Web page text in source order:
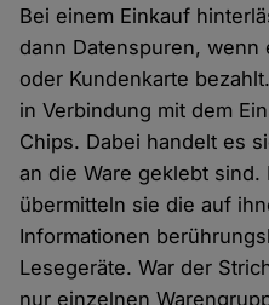
Bei einem Einkauf
dann Datenspuren,
oder Kundenkarte
in Verbindung mit dem
Chips. Dabei handelt es
an die Ware geklebt sind.
übermitteln sie die auf
Informationen
Lesegeräte. War der
nur einzelnen